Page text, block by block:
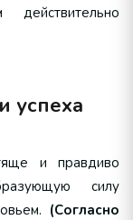
успеха
и правдиво
силу
(Согласно